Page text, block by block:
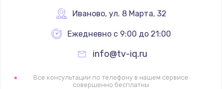
900 руб.
Заказать
Не работает
1400 руб.
Иваново, ул. 8 Марта, 32
Ежедневно с 9:00 до 21:00
info@tv-iq.ru
Все консультации по телефону в нашем сервисе
совершенно бесплатны